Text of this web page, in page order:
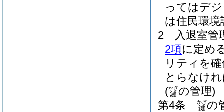
ってはデ
は住民環
2
入退室管
2項に定め
リティを
とらなけ
(鍵
かぎの管理)
第4条
鍵
かぎの